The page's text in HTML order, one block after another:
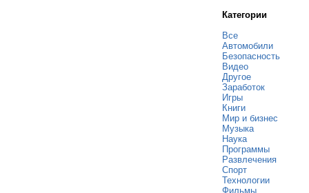
Категории
Все
Автомобили
Безопасность
Видео
Другое
Заработок
Игры
Книги
Мир и бизнес
Музыка
Наука
Программы
Развлечения
Спорт
Технологии
Фильмы